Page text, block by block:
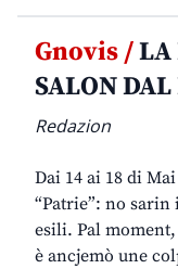
Gnovis /LA
SALON
Redazion
Dai 14 ai 18 di
“Patrie”: no
esili. Pal
è ancjemò une